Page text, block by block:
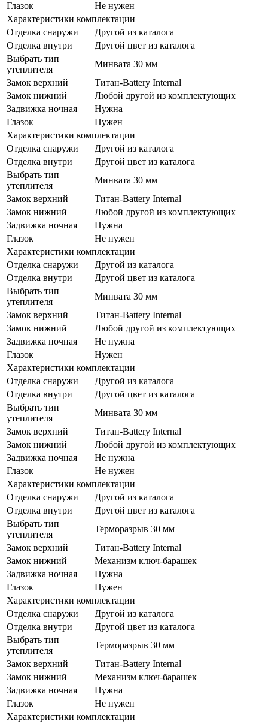
Глазок
Не нужен
Характеристики комплектации
Отделка снаружи
Другой из каталога
Отделка внутри
Другой цвет из каталога
Выбрать тип
утеплителя
Минвата 30 мм
Замок верхний
Титан-Battery Internal
Замок нижний
Любой другой из комплектующих
Задвижка ночная
Нужна
Глазок
Нужен
Характеристики комплектации
Отделка снаружи
Другой из каталога
Отделка внутри
Другой цвет из каталога
Выбрать тип
утеплителя
Минвата 30 мм
Замок верхний
Титан-Battery Internal
Замок нижний
Любой другой из комплектующих
Задвижка ночная
Нужна
Глазок
Не нужен
Характеристики комплектации
Отделка снаружи
Другой из каталога
Отделка внутри
Другой цвет из каталога
Выбрать тип
утеплителя
Минвата 30 мм
Замок верхний
Титан-Battery Internal
Замок нижний
Любой другой из комплектующих
Задвижка ночная
Не нужна
Глазок
Нужен
Характеристики комплектации
Отделка снаружи
Другой из каталога
Отделка внутри
Другой цвет из каталога
Выбрать тип
утеплителя
Минвата 30 мм
Замок верхний
Титан-Battery Internal
Замок нижний
Любой другой из комплектующих
Задвижка ночная
Не нужна
Глазок
Не нужен
Характеристики комплектации
Отделка снаружи
Другой из каталога
Отделка внутри
Другой цвет из каталога
Выбрать тип
утеплителя
Терморазрыв 30 мм
Замок верхний
Титан-Battery Internal
Замок нижний
Механизм ключ-барашек
Задвижка ночная
Нужна
Глазок
Нужен
Характеристики комплектации
Отделка снаружи
Другой из каталога
Отделка внутри
Другой цвет из каталога
Выбрать тип
утеплителя
Терморазрыв 30 мм
Замок верхний
Титан-Battery Internal
Замок нижний
Механизм ключ-барашек
Задвижка ночная
Нужна
Глазок
Не нужен
Характеристики комплектации